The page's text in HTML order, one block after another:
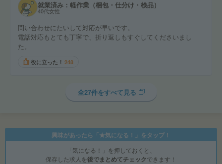
就業済み：軽作業（梱包・仕分け・検品）
40代女性
問い合わせにたいして対応が早いです。
電話対応もとても丁寧で、折り返しもすぐしてくださいまし
た。
役に立った！ 248
全27件をすべて見る
興味があったら「★気になる！」をタップ！
「気になる！」を押しておくと、
保存した求人を後でまとめてチェックできます！